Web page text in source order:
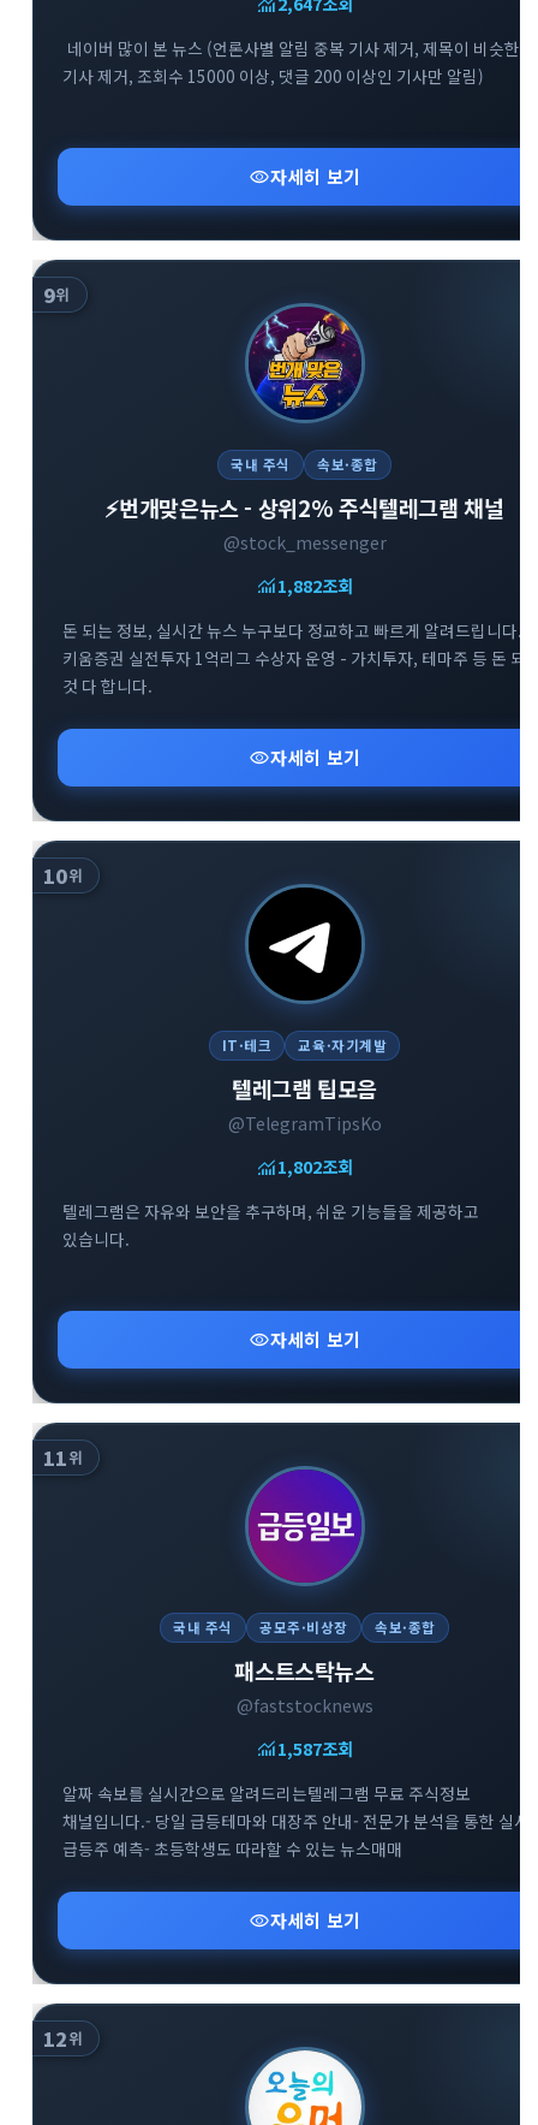
네이버 많이 본 뉴스 (언론사별 알림 중복 기사 제거, 제목이 비슷한
기사 제거, 조회수 15000 이상, 댓글 200 이상인 기사만 알림)
visibility자세히 보기
9위
국내 주식 속보·종합
⚡️번개맞은뉴스 - 상위2% 주식텔레그램 채널
@stock_messenger
monitoring1,882조회
돈 되는 정보, 실시간 뉴스 누구보다 정교하고 빠르게 알려드립니다. -
키움증권 실전투자 1억리그 수상자 운영 - 가치투자, 테마주 등 돈 되
것 다 합니다.
visibility자세히 보기
10위
IT·테크 교육·자기계발
텔레그램 팁모음
@TelegramTipsKo
monitoring1,802조회
텔레그램은 자유와 보안을 추구하며, 쉬운 기능들을 제공하고
있습니다.
visibility자세히 보기
11위
국내 주식 공모주·비상장 속보·종합
패스트스탁뉴스
@faststocknews
monitoring1,587조회
알짜 속보를 실시간으로 알려드리는텔레그램 무료 주식정보
채널입니다.- 당일 급등테마와 대장주 안내- 전문가 분석을 통한 실시
급등주 예측- 초등학생도 따라할 수 있는 뉴스매매
visibility자세히 보기
12위